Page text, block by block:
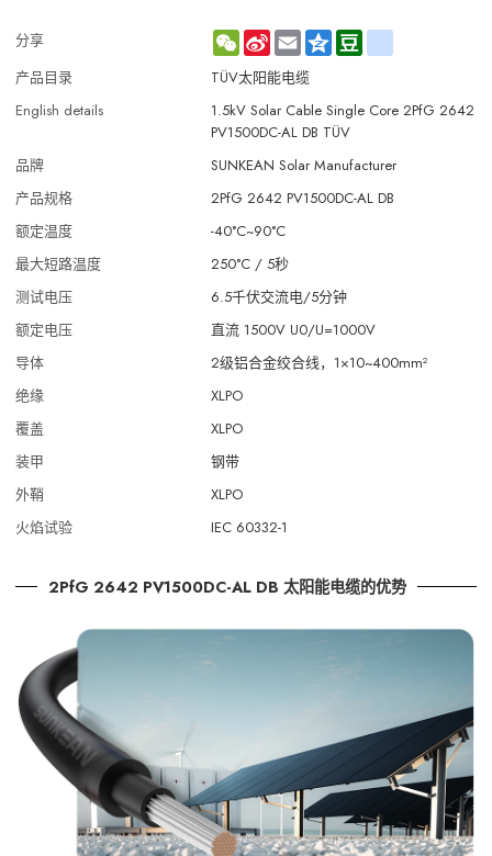
分享 WeChat
Sina
Weibo
Email QzoneDouban
产品目录
TÜV太阳能电缆
English details
1.5kV Solar Cable Single Core 2PfG 2642
PV1500DC-AL DB TÜV
品牌
SUNKEAN Solar Manufacturer
产品规格
2PfG 2642 PV1500DC-AL DB
额定温度
-40°C~90°C
最大短路温度
250°C / 5秒
测试电压
6.5千伏交流电/5分钟
额定电压
直流 1500V U0/U=1000V
导体
2级铝合金绞合线，1×10~400mm²
绝缘
XLPO
覆盖
XLPO
装甲
钢带
外鞘
XLPO
火焰试验
IEC 60332-1
2PfG 2642 PV1500DC-AL DB 太阳能电缆的优势